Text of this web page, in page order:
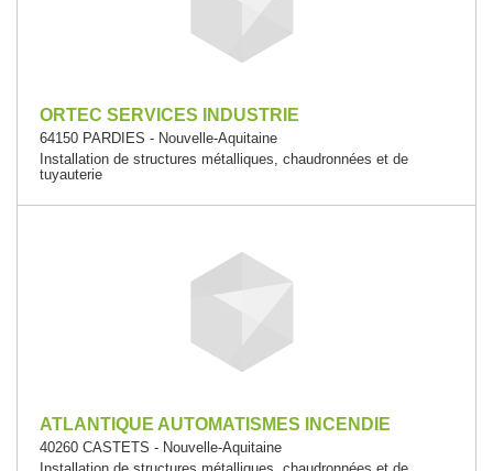
ORTEC SERVICES INDUSTRIE
64150 PARDIES - Nouvelle-Aquitaine
Installation de structures métalliques, chaudronnées et de
tuyauterie
ATLANTIQUE AUTOMATISMES INCENDIE
40260 CASTETS - Nouvelle-Aquitaine